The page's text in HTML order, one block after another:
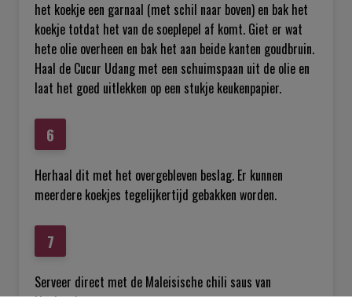
het koekje een garnaal (met schil naar boven) en bak het
koekje totdat het van de soeplepel af komt. Giet er wat
hete olie overheen en bak het aan beide kanten goudbruin.
Haal de Cucur Udang met een schuimspaan uit de olie en
laat het goed uitlekken op een stukje keukenpapier.
Herhaal dit met het overgebleven beslag. Er kunnen
meerdere koekjes tegelijkertijd gebakken worden.
Serveer direct met de Maleisische chili saus van
Lingham's